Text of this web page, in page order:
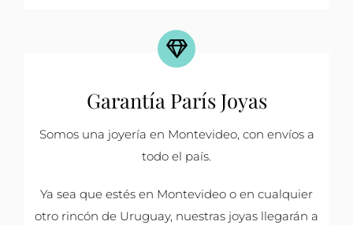
Garantía París Joyas
Somos una joyería en Montevideo, con envíos a
todo el país.
Ya sea que estés en Montevideo o en cualquier
otro rincón de Uruguay, nuestras joyas llegarán a